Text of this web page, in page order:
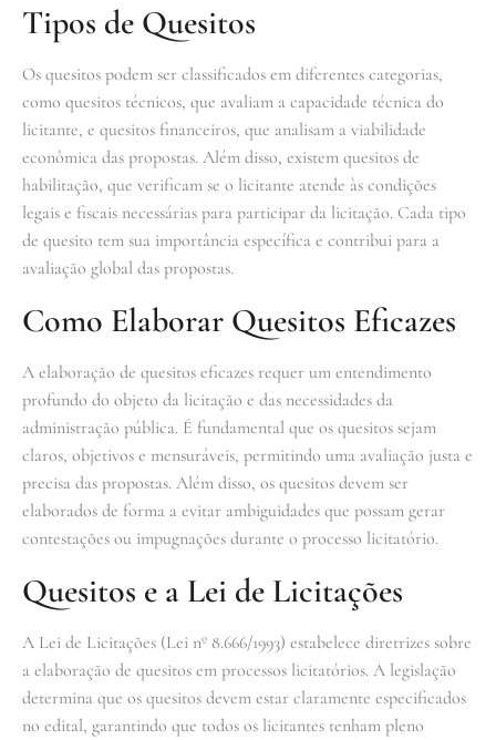
Tipos de Quesitos
Os quesitos podem ser classificados em diferentes categorias,
como quesitos técnicos, que avaliam a capacidade técnica do
licitante, e quesitos financeiros, que analisam a viabilidade
econômica das propostas. Além disso, existem quesitos de
habilitação, que verificam se o licitante atende às condições
legais e fiscais necessárias para participar da licitação. Cada tipo
de quesito tem sua importância específica e contribui para a
avaliação global das propostas.
Como Elaborar Quesitos Eficazes
A elaboração de quesitos eficazes requer um entendimento
profundo do objeto da licitação e das necessidades da
administração pública. É fundamental que os quesitos sejam
claros, objetivos e mensuráveis, permitindo uma avaliação justa e
precisa das propostas. Além disso, os quesitos devem ser
elaborados de forma a evitar ambiguidades que possam gerar
contestações ou impugnações durante o processo licitatório.
Quesitos e a Lei de Licitações
A Lei de Licitações (Lei nº 8.666/1993) estabelece diretrizes sobre
a elaboração de quesitos em processos licitatórios. A legislação
determina que os quesitos devem estar claramente especificados
no edital, garantindo que todos os licitantes tenham pleno